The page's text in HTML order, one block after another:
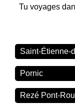
Tu voyages
Saint-Étienne-
Pornic
Rezé Pont-